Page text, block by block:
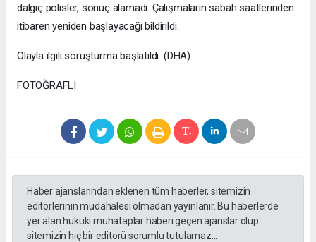
dalgıç polisler, sonuç alamadı. Çalışmaların sabah saatlerinden
itibaren yeniden başlayacağı bildirildi.
Olayla ilgili soruşturma başlatıldı. (DHA)
FOTOĞRAFLI
Haber ajanslarından eklenen tüm haberler, sitemizin
editörlerinin müdahalesi olmadan yayınlanır. Bu haberlerde
yer alan hukuki muhataplar haberi geçen ajanslar olup
sitemizin hiç bir editörü sorumlu tutulamaz...